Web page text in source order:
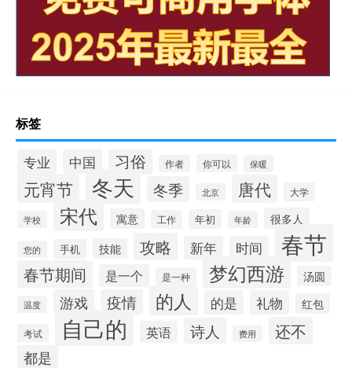
标签
专业 中国 习俗 作者 你可以 保暖
元宵节 冬天 冬季 北京 唐代 大学
学校 宋代 寓意 工作 年初 年龄 很多人
您的 手机 技能 攻略 新年 时间 春节
春节期间 是一个 是一种 梦幻西游 汤圆
温度 游戏 疫情 的人 的是 礼物 红包
考试 自己的 英语 诗人 费用 还不
都是